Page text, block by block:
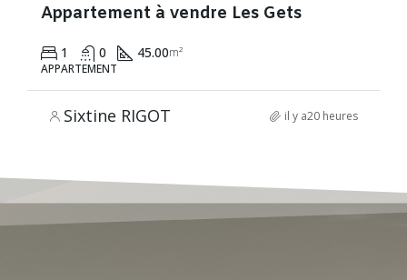
Appartement à vendre Les Gets
1 0 45.00m²
APPARTEMENT
Sixtine RIGOT il y a20 heures